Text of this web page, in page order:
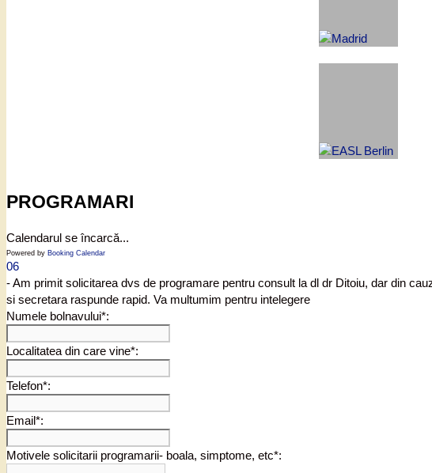
PROGRAMARI
Calendarul se încarcă...
Powered by Booking Calendar
06
- Am primit solicitarea dvs de programare pentru consult la dl dr Ditoiu, dar din
si secretara raspunde rapid. Va multumim pentru intelegere
Numele bolnavului*:
Localitatea din care vine*:
Telefon*:
Email*:
Motivele solicitarii programarii- boala, simptome, etc*: